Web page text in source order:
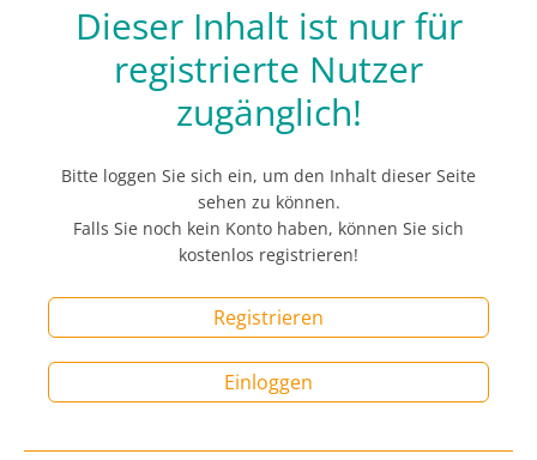
Dieser Inhalt ist nur für
registrierte Nutzer
zugänglich!
Bitte loggen Sie sich ein, um den Inhalt dieser Seite
sehen zu können.
Falls Sie noch kein Konto haben, können Sie sich
kostenlos registrieren!
Registrieren
Einloggen